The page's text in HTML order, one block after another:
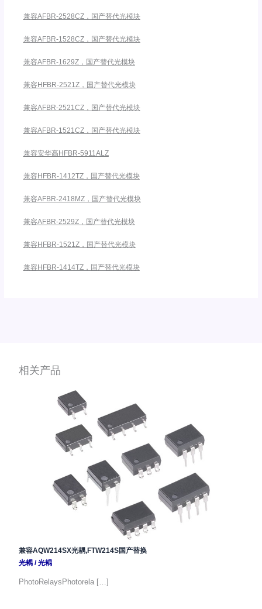
兼容AFBR-2528CZ，国产替代光模块
兼容AFBR-1528CZ，国产替代光模块
兼容AFBR-1629Z，国产替代光模块
兼容HFBR-2521Z，国产替代光模块
兼容AFBR-2521CZ，国产替代光模块
兼容AFBR-1521CZ，国产替代光模块
兼容安华高HFBR-5911ALZ
兼容HFBR-1412TZ，国产替代光模块
兼容AFBR-2418MZ，国产替代光模块
兼容AFBR-2529Z，国产替代光模块
兼容HFBR-1521Z，国产替代光模块
兼容HFBR-1414TZ，国产替代光模块
相关产品
兼容AQW214SX光耦,FTW214S国产替换
光耦/光耦
PhotoRelaysPhotorela […]